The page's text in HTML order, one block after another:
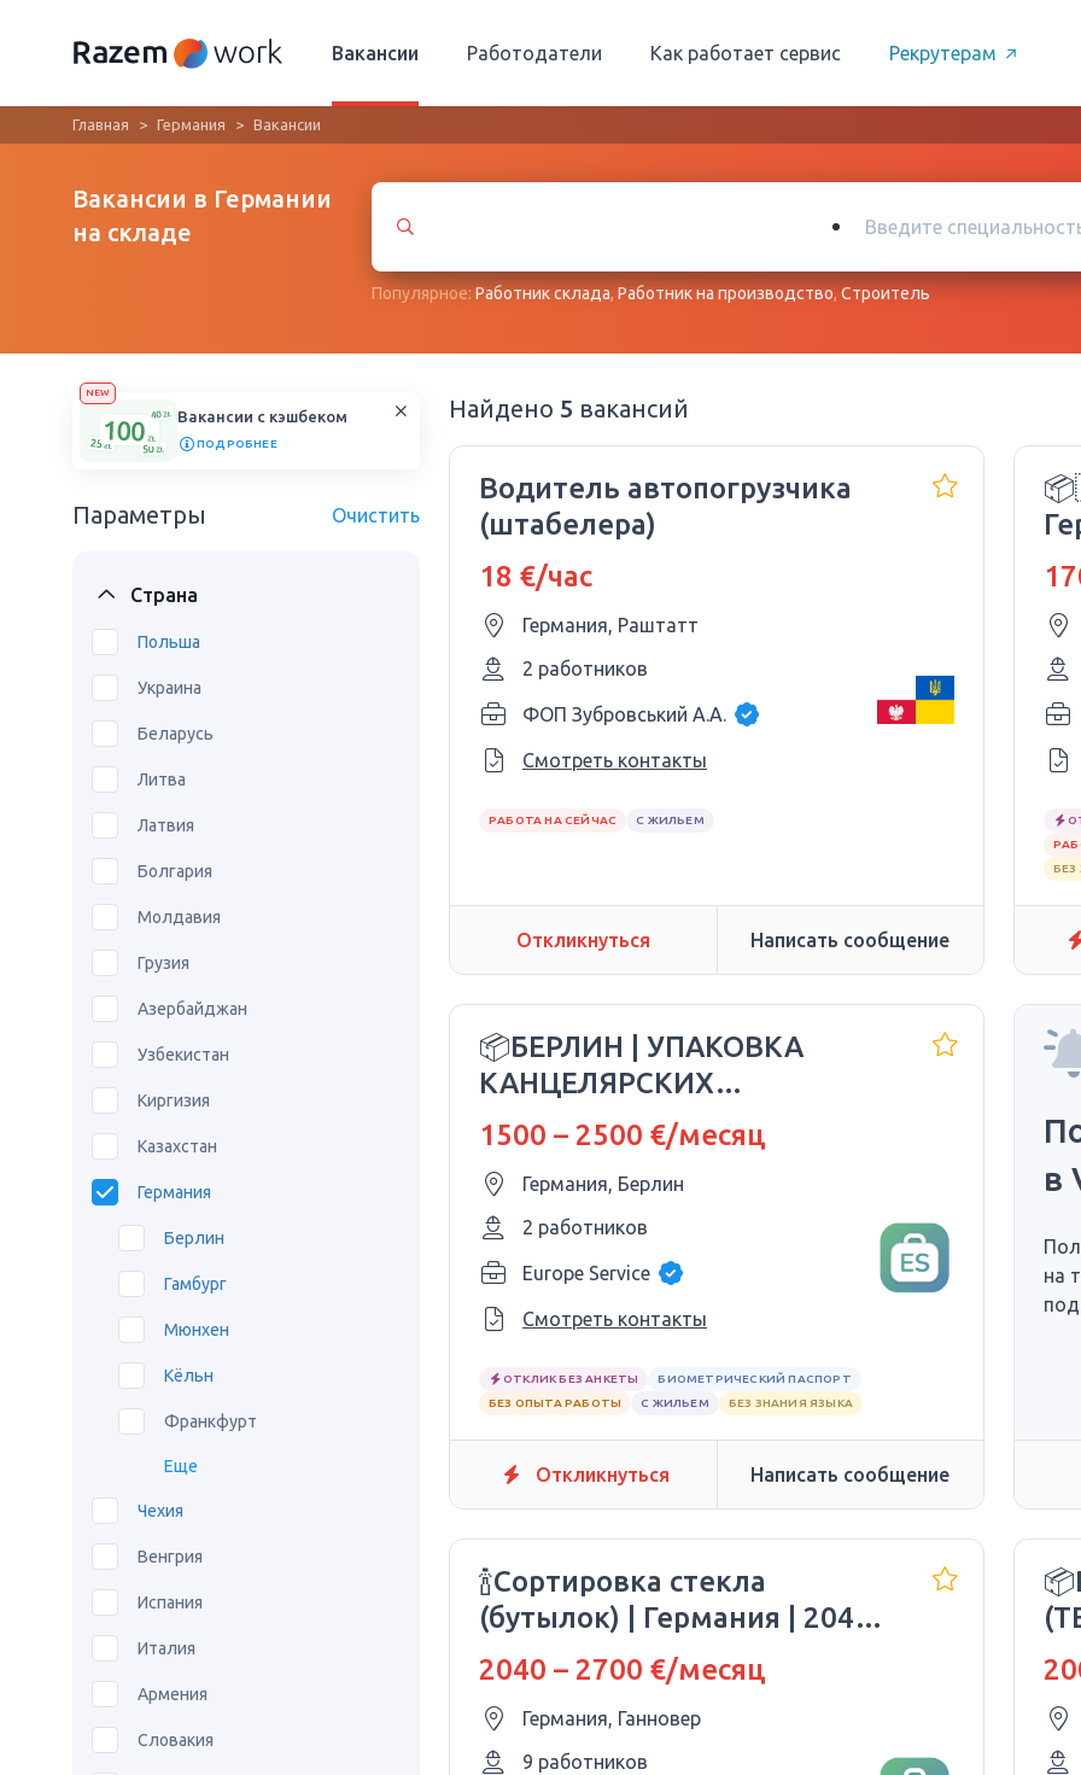
Вакансии Работодатели Как работает сервис Рекрутерам
Главная Германия Вакансии
Вакансии в Германии
на складе
Популярное:Работник склада,Работник на производство,Строитель
NEW
Вакансии с кэшбеком
ПОДРОБНЕЕ
Параметры Очистить
Страна
Польша
Украина
Беларусь
Литва
Латвия
Болгария
Молдавия
Грузия
Азербайджан
Узбекистан
Киргизия
Казахстан
Германия
Берлин
Гамбург
Мюнхен
Кёльн
Франкфурт
Еще
Чехия
Венгрия
Испания
Италия
Армения
Словакия
Найдено 5 вакансий
Водитель автопогрузчика
(штабелера)
18 €/час
Германия, Раштатт
2 работников
ФОП Зубровський А.А.
Смотреть контакты
РАБОТА НА СЕЙЧАС С ЖИЛЬЕМ
Откликнуться Написать сообщение
БЕЗ
📦БЕРЛИН | УПАКОВКА
КАНЦЕЛЯРСКИХ
ПРИНАДЛЕЖНОСТЕЙ | 1500–
2500 долларов США
1500 – 2500 €/месяц
Германия, Берлин
2 работников
Europe Service
Смотреть контакты
ОТКЛИК БЕЗ АНКЕТЫ
БИОМЕТРИЧЕСКИЙ ПАСПОРТ
БЕЗ ОПЫТА РАБОТЫ
С ЖИЛЬЕМ БЕЗ ЗНАНИЯ ЯЗЫКА
Откликнуться Написать сообщение
в
на
🍾Сортировка стекла
(бутылок) | Германия | 2040–
2700 евро
2040 – 2700 €/месяц
Германия, Ганновер
9 работников